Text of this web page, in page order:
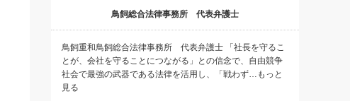
鳥飼総合法律事務所 代表弁護士
鳥飼重和鳥飼総合法律事務所 代表弁護士 「社長を守るこ
とが、会社を守ることにつながる」との信念で、自由競争
社会で最強の武器である法律を活用し、「戦わず…もっと
見る